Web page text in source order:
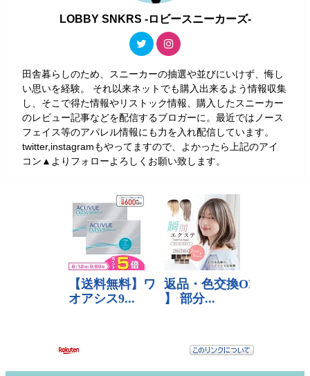
LOBBY SNKRS -ロビースニーカーズ-
田舎暮らしのため、スニーカーの抽選や並びにいけず、悔し
い思いを経験。 それ以来ネットでも購入出来るよう情報収集
し、そこで得た情報やリストック情報、購入したスニーカー
のレビュー記事などを配信するブロガーに。最近ではノース
フェイス等のアパレル情報にも力を入れ配信しています。
twitter,instagramもやってますので、よかったら上記のアイ
コン▲よりフォローよろしくお願い致します。